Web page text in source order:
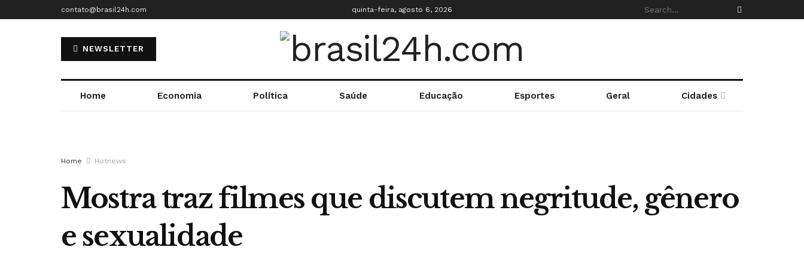
contato@brasil24h.com quinta-feira, agosto 6, 2026
NEWSLETTER
Home Economia Política Saúde Educação Esportes Geral Cidades
Home Hotnews
Mostra traz filmes que discutem negritude, gênero
e sexualidade